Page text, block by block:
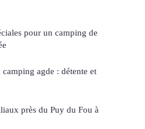
pour un camping de
agde : détente et
près du Puy du Fou à